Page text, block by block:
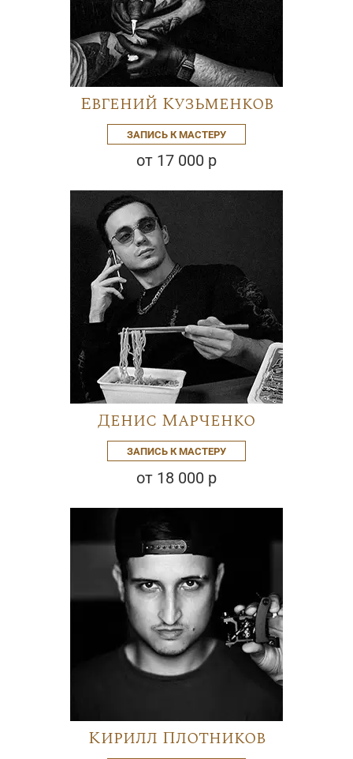
Евгений Кузьменков
ЗАПИСЬ К МАСТЕРУ
от 17 000 р
Денис Марченко
ЗАПИСЬ К МАСТЕРУ
от 18 000 р
Кирилл Плотников